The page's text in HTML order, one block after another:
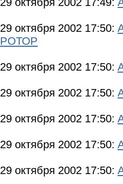
29 октября 2002 17:50:
РОТОР
29 октября 2002 17:50:
29 октября 2002 17:50:
29 октября 2002 17:50:
29 октября 2002 17:50:
29 октября 2002 17:50: